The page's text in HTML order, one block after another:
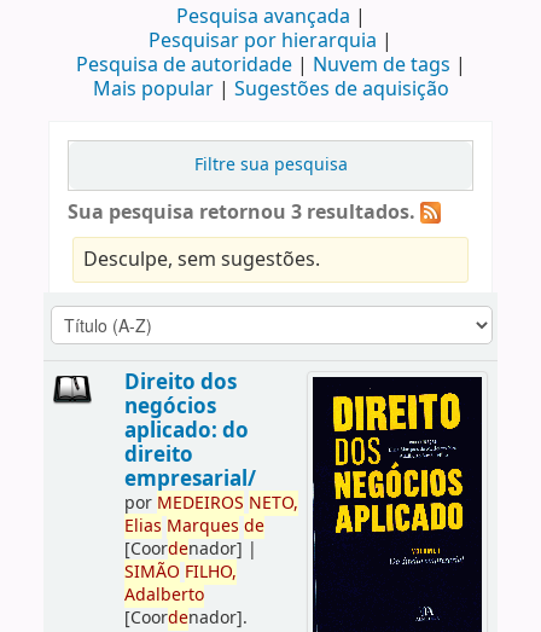
Pesquisa avançada
Pesquisar por hierarquia
Pesquisa de autoridade
Nuvem de tags
Mais popular
Sugestões de aquisição
Filtre sua pesquisa
Sua pesquisa retornou 3 resultados.
Desculpe, sem sugestões.
Direito dos
negócios
aplicado: do
direito
empresarial/
por MEDEIROS NETO,
Elias Marques de
[Coordenador] |
SIMÃO FILHO,
Adalberto
[Coordenador].